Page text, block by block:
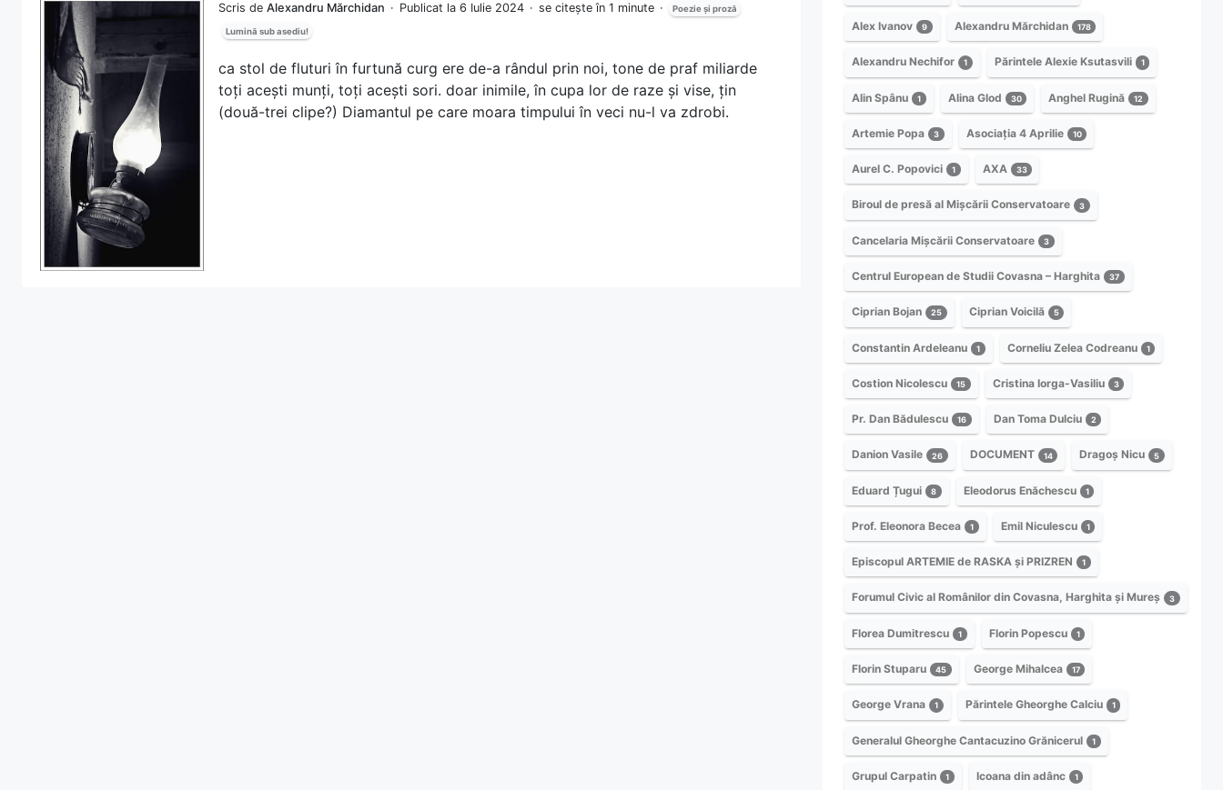
Scris de Alexandru Mărchidan Publicat la 6 Iulie 2024 se citește în 1 minute Poezie și proză
Lumină sub asediu!
ca stol de fluturi în furtună curg ere de-a rândul prin noi, tone de praf miliarde
toți acești munți, toți acești sori. doar inimile, în cupa lor de raze și vise, țin
(două-trei clipe?) Diamantul pe care moara timpului în veci nu-l va zdrobi.
Alex Ivanov 9 Alexandru Mărchidan 178
Alexandru Nechifor 1 Părintele Alexie Ksutasvili 1
Alin Spânu 1 Alina Glod 30 Anghel Rugină 12
Artemie Popa 3 Asociația 4 Aprilie 10
Aurel C. Popovici 1 AXA 33
Biroul de presă al Mișcării Conservatoare 3
Cancelaria Mișcării Conservatoare 3
Centrul European de Studii Covasna – Harghita 37
Ciprian Bojan 25 Ciprian Voicilă 5
Constantin Ardeleanu 1 Corneliu Zelea Codreanu 1
Costion Nicolescu 15 Cristina Iorga-Vasiliu 3
Pr. Dan Bădulescu 16 Dan Toma Dulciu 2
Danion Vasile 26 DOCUMENT 14 Dragoș Nicu 5
Eduard Țugui 8 Eleodorus Enăchescu 1
Prof. Eleonora Becea 1 Emil Niculescu 1
Episcopul ARTEMIE de RASKA și PRIZREN 1
Forumul Civic al Românilor din Covasna, Harghita și Mureș 3
Florea Dumitrescu 1 Florin Popescu 1
Florin Stuparu 45 George Mihalcea 17
George Vrana 1 Părintele Gheorghe Calciu 1
Generalul Gheorghe Cantacuzino Grănicerul 1
Grupul Carpatin 1 Icoana din adânc 1